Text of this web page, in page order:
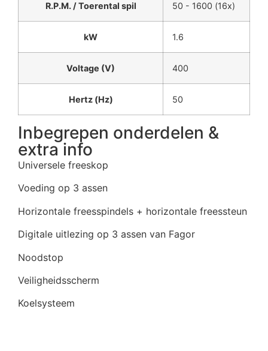
R.P.M. / Toerental spil 50 - 1600 (16x)
kW 1.6
Voltage (V) 400
Hertz (Hz) 50
Inbegrepen onderdelen &
extra info
Universele freeskop
Voeding op 3 assen
Horizontale freesspindels + horizontale freessteun
Digitale uitlezing op 3 assen van Fagor
Noodstop
Veiligheidsscherm
Koelsysteem